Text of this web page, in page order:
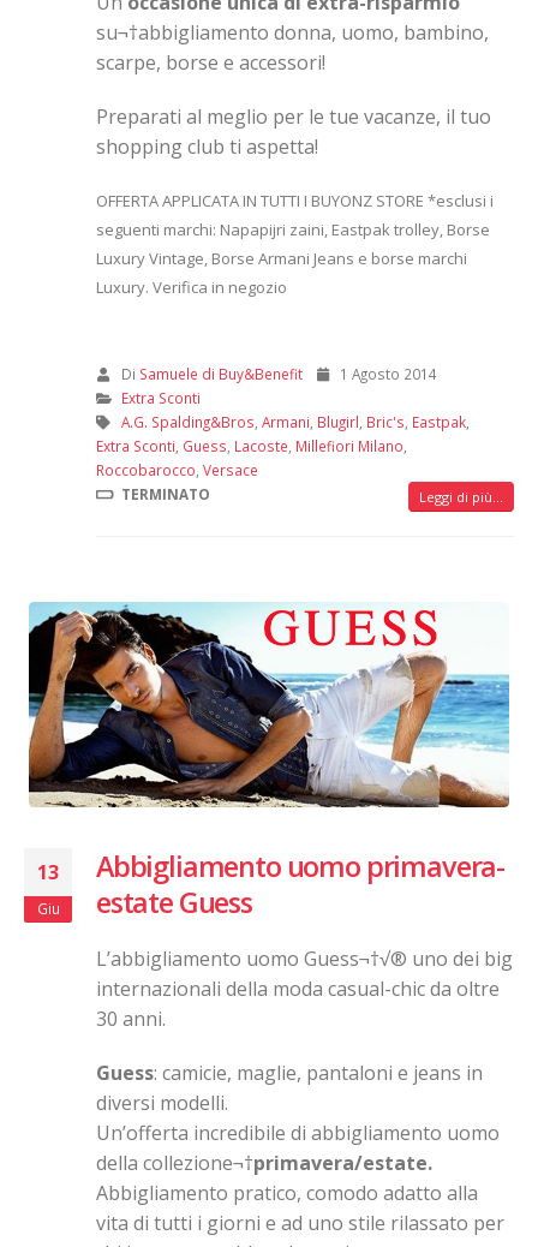
su¬†abbigliamento donna, uomo, bambino,
scarpe, borse e accessori!
Preparati al meglio per le tue vacanze, il tuo
shopping club ti aspetta!
OFFERTA APPLICATA IN TUTTI I BUYONZ STORE *esclusi i
seguenti marchi: Napapijri zaini, Eastpak trolley, Borse
Luxury Vintage, Borse Armani Jeans e borse marchi
Luxury. Verifica in negozio
Di Samuele di Buy&Benefit
1 Agosto 2014
Extra Sconti
A.G. Spalding&Bros, Armani, Blugirl, Bric's, Eastpak,
Extra Sconti, Guess, Lacoste, Millefiori Milano,
Roccobarocco, Versace
Leggi di più...
TERMINATO
13
Giu
Abbigliamento uomo primavera-
estate Guess
L’abbigliamento uomo Guess¬†√® uno dei big
internazionali della moda casual-chic da oltre
30 anni.
Guess: camicie, maglie, pantaloni e jeans in
diversi modelli.
Un’offerta incredibile di abbigliamento uomo
della collezione¬†primavera/estate.
Abbigliamento pratico, comodo adatto alla
vita di tutti i giorni e ad uno stile rilassato per